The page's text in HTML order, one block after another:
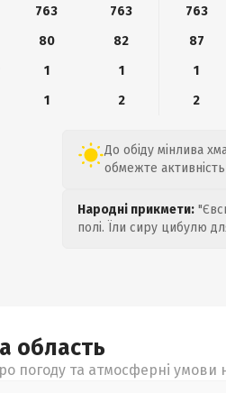
763 763 763
80
82 87
1
1 1
1
2 2
До обіду мінлива
обмежте
Народні прикмети:
полі. Їли сиру цибулю
область
погоду та атмосферні умови